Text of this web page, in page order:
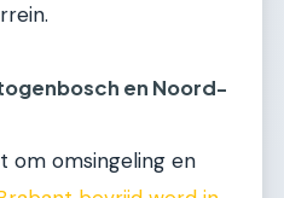
en Noord-
om omsingeling en